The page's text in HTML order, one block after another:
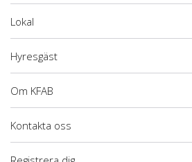
Lokal
Hyresgäst
Om KFAB
Kontakta oss